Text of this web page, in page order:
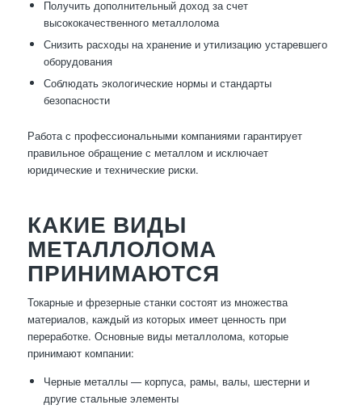
Получить дополнительный доход за счет
высококачественного металлолома
Снизить расходы на хранение и утилизацию устаревшего
оборудования
Соблюдать экологические нормы и стандарты
безопасности
Работа с профессиональными компаниями гарантирует
правильное обращение с металлом и исключает
юридические и технические риски.
КАКИЕ ВИДЫ
МЕТАЛЛОЛОМА
ПРИНИМАЮТСЯ
Токарные и фрезерные станки состоят из множества
материалов, каждый из которых имеет ценность при
переработке. Основные виды металлолома, которые
принимают компании:
Черные металлы — корпуса, рамы, валы, шестерни и
другие стальные элементы